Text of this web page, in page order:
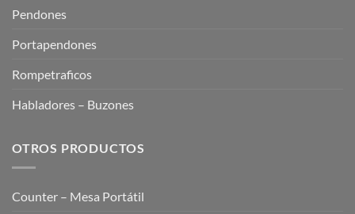
Pendones
Portapendones
Rompetraficos
Habladores – Buzones
OTROS PRODUCTOS
Counter – Mesa Portátil